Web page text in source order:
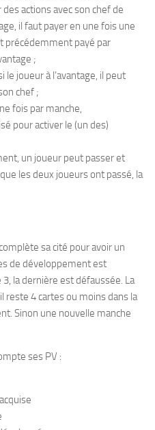
actions avec son chef de
il faut payer en une fois une
précédemment payé par
;
le joueur à l’avantage, il peut
chef ;
fois par manche,
pour activer le (un des)
un joueur peut passer et
les deux joueurs ont passé, la
sa cité pour avoir un
de développement est
la dernière est défaussée. La
reste 4 cartes ou moins dans la
Sinon une nouvelle manche
ses PV :